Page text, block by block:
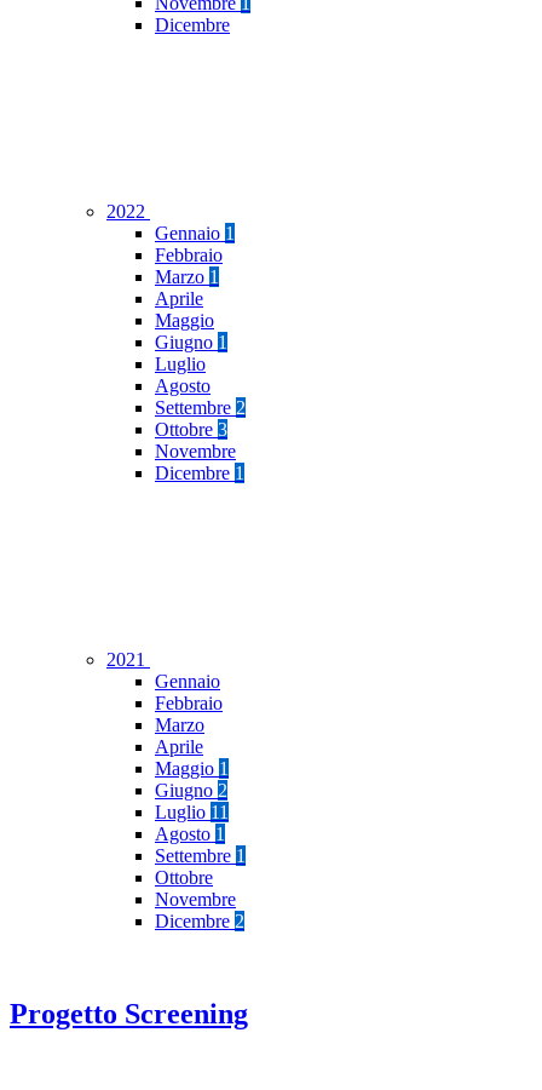
Dicembre
2022
Gennaio 1
Febbraio
Marzo 1
Aprile
Maggio
Giugno 1
Luglio
Agosto
Settembre 2
Ottobre 3
Novembre
Dicembre 1
2021
Gennaio
Febbraio
Marzo
Aprile
Maggio 1
Giugno 2
Luglio 11
Agosto 1
Settembre 1
Ottobre
Novembre
Dicembre 2
Progetto Screening